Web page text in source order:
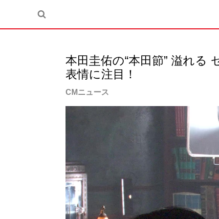
本田圭佑の“本田節” 溢れる
表情に注目！
CMニュース